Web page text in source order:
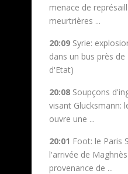
menace de
meurtrières ...
20:09 Syrie:
dans un bus près
d'Etat)
20:08 Soupçons
visant Glucksmann:
ouvre une ...
20:01 Foot: le Paris
l'arrivée de
provenance de ...